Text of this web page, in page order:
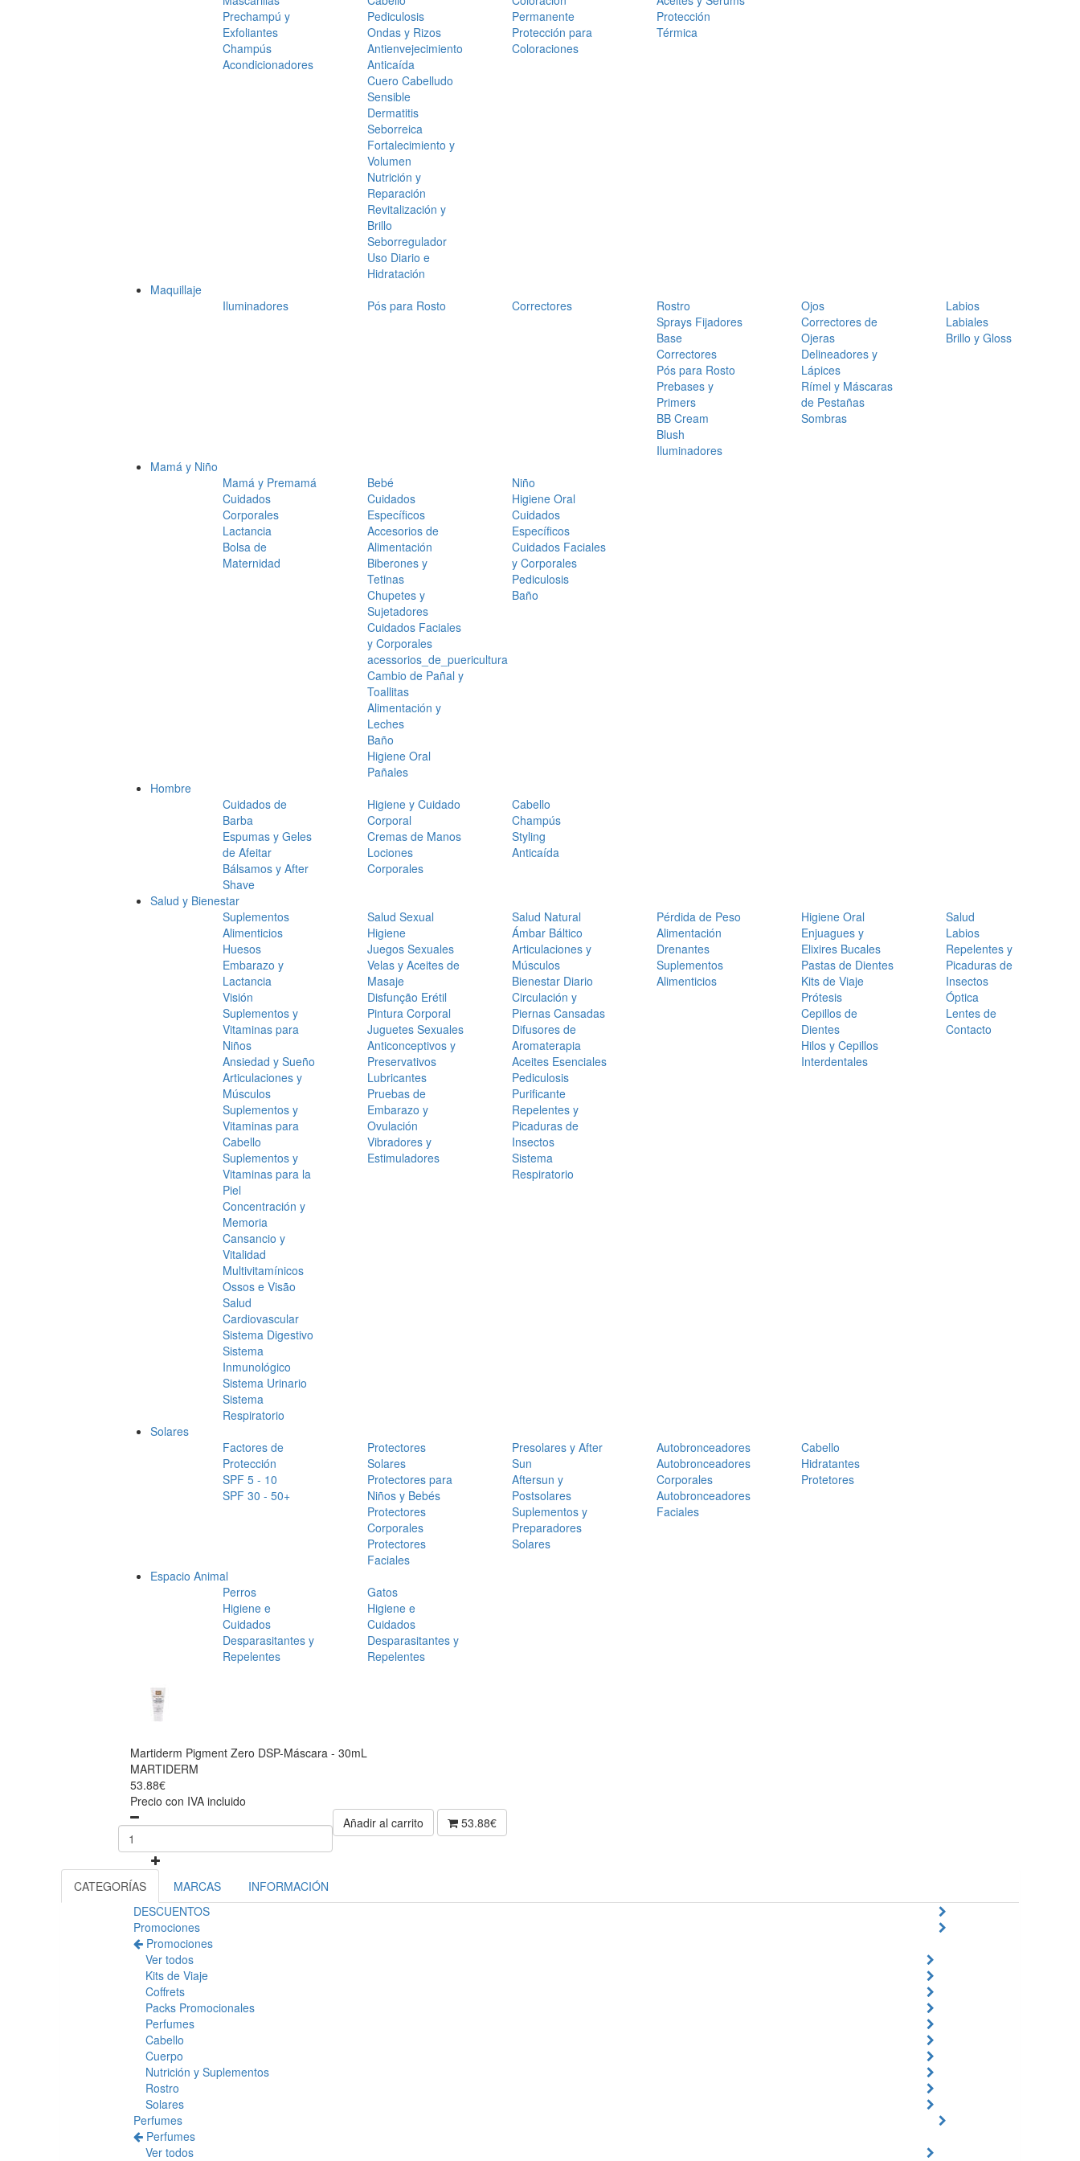
Prechampú y
Exfoliantes
Champús
Acondicionadores
Pediculosis
Ondas y Rizos
Antienvejecimiento
Anticaída
Cuero Cabelludo
Sensible
Dermatitis
Seborreica
Fortalecimiento y
Volumen
Nutrición y
Reparación
Revitalización y
Brillo
Seborregulador
Uso Diario e
Hidratación
Permanente
Protección para
Coloraciones
Protección
Térmica
Maquillaje
Iluminadores
Pós para Rosto Correctores
Rostro
Sprays Fijadores
Base
Correctores
Pós para Rosto
Prebases y
Primers
BB Cream
Blush
Iluminadores
Ojos
Correctores de
Ojeras
Delineadores y
Lápices
Rímel y Máscaras
de Pestañas
Sombras
Labios
Labiales
Brillo y Gloss
Mamá y Niño
Mamá y Premamá
Cuidados
Corporales
Lactancia
Bolsa de
Maternidad
Bebé
Cuidados
Específicos
Accesorios de
Alimentación
Biberones y
Tetinas
Chupetes y
Sujetadores
Cuidados Faciales
y Corporales
acessorios_de_puericultura
Cambio de Pañal y
Toallitas
Alimentación y
Leches
Baño
Higiene Oral
Pañales
Niño
Higiene Oral
Cuidados
Específicos
Cuidados Faciales
y Corporales
Pediculosis
Baño
Hombre
Cuidados de
Barba
Espumas y Geles
de Afeitar
Bálsamos y After
Shave
Higiene y Cuidado
Corporal
Cremas de Manos
Lociones
Corporales
Cabello
Champús
Styling
Anticaída
Salud y Bienestar
Suplementos
Alimenticios
Huesos
Embarazo y
Lactancia
Visión
Suplementos y
Vitaminas para
Niños
Ansiedad y Sueño
Articulaciones y
Músculos
Suplementos y
Vitaminas para
Cabello
Suplementos y
Vitaminas para la
Piel
Concentración y
Memoria
Cansancio y
Vitalidad
Multivitamínicos
Ossos e Visão
Salud
Cardiovascular
Sistema Digestivo
Sistema
Inmunológico
Sistema Urinario
Sistema
Respiratorio
Salud Sexual
Higiene
Juegos Sexuales
Velas y Aceites de
Masaje
Disfunção Erétil
Pintura Corporal
Juguetes Sexuales
Anticonceptivos y
Preservativos
Lubricantes
Pruebas de
Embarazo y
Ovulación
Vibradores y
Estimuladores
Salud Natural
Ámbar Báltico
Articulaciones y
Músculos
Bienestar Diario
Circulación y
Piernas Cansadas
Difusores de
Aromaterapia
Aceites Esenciales
Pediculosis
Purificante
Repelentes y
Picaduras de
Insectos
Sistema
Respiratorio
Pérdida de Peso
Alimentación
Drenantes
Suplementos
Alimenticios
Higiene Oral
Enjuagues y
Elixires Bucales
Pastas de Dientes
Kits de Viaje
Prótesis
Cepillos de
Dientes
Hilos y Cepillos
Interdentales
Salud
Labios
Repelentes y
Picaduras de
Insectos
Óptica
Lentes de
Contacto
Solares
Factores de
Protección
SPF 5 - 10
SPF 30 - 50+
Protectores
Solares
Protectores para
Niños y Bebés
Protectores
Corporales
Protectores
Faciales
Presolares y After
Sun
Aftersun y
Postsolares
Suplementos y
Preparadores
Solares
Autobronceadores
Autobronceadores
Corporales
Autobronceadores
Faciales
Cabello
Hidratantes
Protetores
Espacio Animal
Perros
Higiene e
Cuidados
Desparasitantes y
Repelentes
Gatos
Higiene e
Cuidados
Desparasitantes y
Repelentes
Martiderm Pigment Zero DSP-Máscara - 30mL
MARTIDERM
53.88€
Precio con IVA incluido
Añadir al carrito
53.88€
CATEGORÍAS MARCAS
INFORMACIÓN
DESCUENTOS
Promociones
Promociones
Ver todos
Kits de Viaje
Coffrets
Packs Promocionales
Perfumes
Cabello
Cuerpo
Nutrición y Suplementos
Rostro
Solares
Perfumes
Perfumes
Ver todos